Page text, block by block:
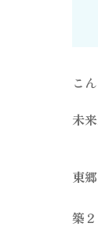
こ
未
東
築